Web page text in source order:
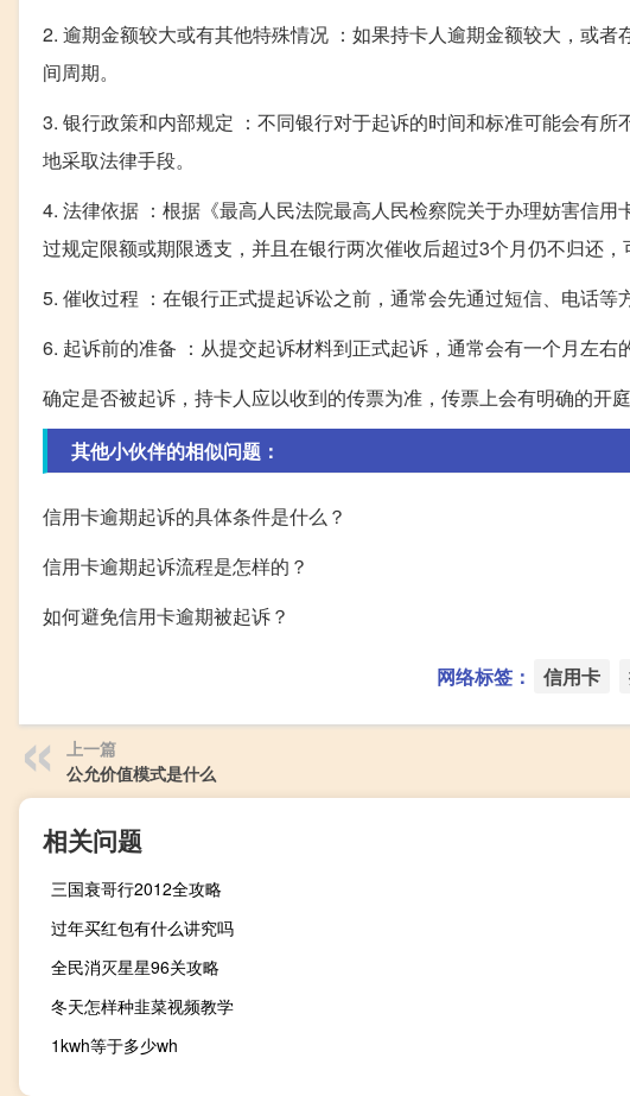
2. 逾期金额较大或有其他特殊情况 ：如果持卡人逾期金额较大，或
间周期。
3. 银行政策和内部规定 ：不同银行对于起诉的时间和标准可能会有
地采取法律手段。
4. 法律依据 ：根据《最高人民法院最高人民检察院关于办理妨害信
过规定限额或期限透支，并且在银行两次催收后超过3个月仍不归还，
5. 催收过程 ：在银行正式提起诉讼之前，通常会先通过短信、电话等
6. 起诉前的准备 ：从提交起诉材料到正式起诉，通常会有一个月左右
确定是否被起诉，持卡人应以收到的传票为准，传票上会有明确的开庭
其他小伙伴的相似问题：
信用卡逾期起诉的具体条件是什么？
信用卡逾期起诉流程是怎样的？
如何避免信用卡逾期被起诉？
网络标签： 信用卡
上一篇
公允价值模式是什么
相关问题
三国衰哥行2012全攻略
过年买红包有什么讲究吗
全民消灭星星96关攻略
冬天怎样种韭菜视频教学
1kwh等于多少wh